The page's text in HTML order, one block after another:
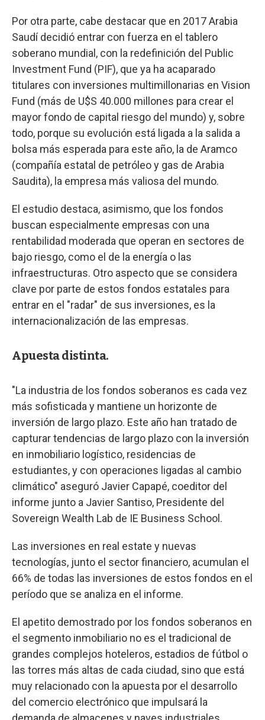
Por otra parte, cabe destacar que en 2017 Arabia
Saudí decidió entrar con fuerza en el tablero
soberano mundial, con la redefinición del Public
Investment Fund (PIF), que ya ha acaparado
titulares con inversiones multimillonarias en Vision
Fund (más de U$S 40.000 millones para crear el
mayor fondo de capital riesgo del mundo) y, sobre
todo, porque su evolución está ligada a la salida a
bolsa más esperada para este año, la de Aramco
(compañía estatal de petróleo y gas de Arabia
Saudita), la empresa más valiosa del mundo.
El estudio destaca, asimismo, que los fondos
buscan especialmente empresas con una
rentabilidad moderada que operan en sectores de
bajo riesgo, como el de la energía o las
infraestructuras. Otro aspecto que se considera
clave por parte de estos fondos estatales para
entrar en el "radar" de sus inversiones, es la
internacionalización de las empresas.
Apuesta distinta.
"La industria de los fondos soberanos es cada vez
más sofisticada y mantiene un horizonte de
inversión de largo plazo. Este año han tratado de
capturar tendencias de largo plazo con la inversión
en inmobiliario logístico, residencias de
estudiantes, y con operaciones ligadas al cambio
climático" aseguró Javier Capapé, coeditor del
informe junto a Javier Santiso, Presidente del
Sovereign Wealth Lab de IE Business School.
Las inversiones en real estate y nuevas
tecnologías, junto el sector financiero, acumulan el
66% de todas las inversiones de estos fondos en el
período que se analiza en el informe.
El apetito demostrado por los fondos soberanos en
el segmento inmobiliario no es el tradicional de
grandes complejos hoteleros, estadios de fútbol o
las torres más altas de cada ciudad, sino que está
muy relacionado con la apuesta por el desarrollo
del comercio electrónico que impulsará la